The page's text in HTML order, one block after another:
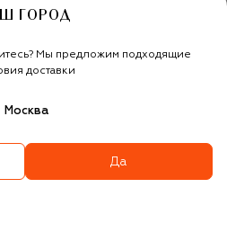
ГОРОД
Мы предложим подходящие
доставки
Москва
Да